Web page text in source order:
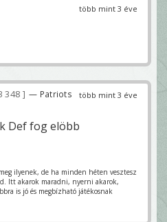
több mint 3 éve
több mint 3 éve
348
— Patriots
Def fog elöbb
ilyenek, de ha minden héten vesztesz
Itt akarok maradni, nyerni akarok,
is jó és megbízható játékosnak